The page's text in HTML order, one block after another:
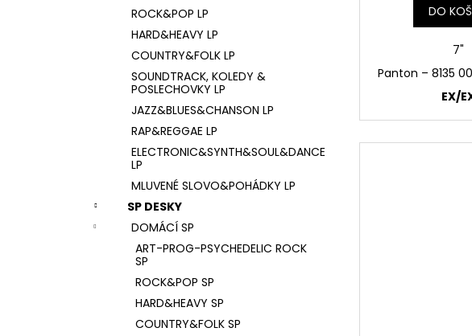
ROCK&POP LP
HARD&HEAVY LP
COUNTRY&FOLK LP
SOUNDTRACK, KOLEDY &
POSLECHOVKY LP
JAZZ&BLUES&CHANSON LP
RAP&REGGAE LP
ELECTRONIC&SYNTH&SOUL&DANCE
LP
MLUVENÉ SLOVO&POHÁDKY LP
SP DESKY
DOMÁCÍ SP
ART-PROG-PSYCHEDELIC ROCK
SP
ROCK&POP SP
HARD&HEAVY SP
COUNTRY&FOLK SP
DO
7"
Panton – 8135
EX/